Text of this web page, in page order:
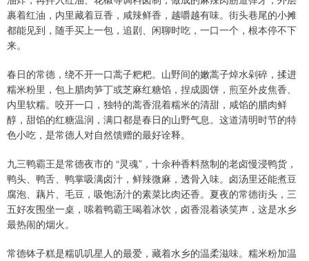
裹着红油，内里藏着豆香，咸辣鲜香，越嚼越有味。街头巷尾的小摊
都能见到，随手买上一包，追剧、闲聊时吃，一口一个，根本停不下
来。
春日的常德，绕不开一口蒿子粑粑。山野间的嫩蒿子焯水剁碎，揉进
糯米粉里，包上腊肉笋丁或芝麻红糖馅，捏成圆饼，煎至外皮焦香、
内里软糯。咬开一口，独特的蒿香混着糯米的清甜，咸馅的腊肉鲜
醇，甜馅的红糖温润，满口都是春日的山野气息。这道清明时节的特
色小吃，是常德人对自然馈赠的最好诠释。
九三鸭霸王是常德夜市的 “灵魂”，十余种香料熬制的老卤慢浸鸭货，
鸭头、鸭舌、鸭掌吸满卤汁，鲜辣微麻，透骨入味。卤汤里还能煮豆
腐泡、藕片、毛豆，吸饱汤汁的素菜比肉还香。夏夜的常德街头，三
五好友围坐一桌，嗦着鸭霸王喝着冰饮，卤香混着谈笑声，这是水乡
最热闹的烟火。
常德钵子糕是糯叽叽星人的最爱，藏着水乡的温柔滋味。糯米粉加温